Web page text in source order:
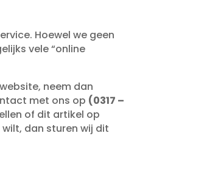
Hoewel we geen
vele “online
neem dan
met ons op (0317 –
of dit artikel op
dan sturen wij dit